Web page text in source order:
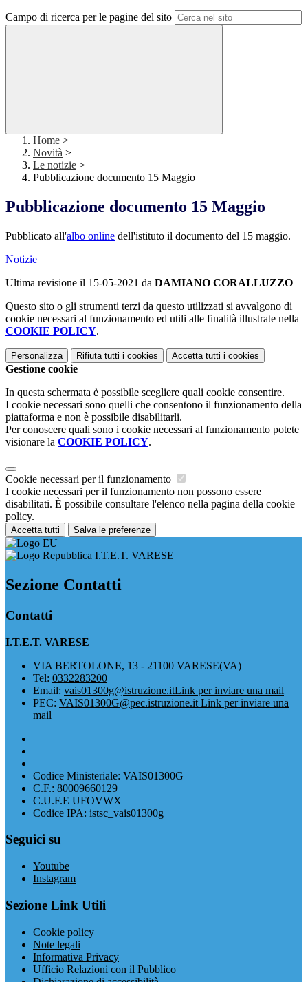
Campo di ricerca per le pagine del sito
Home >
Novità >
Le notizie >
Pubblicazione documento 15 Maggio
Pubblicazione documento 15 Maggio
Pubblicato all'albo online dell'istituto il documento del 15 maggio.
Notizie
Ultima revisione il 15-05-2021 da DAMIANO CORALLUZZO
Questo sito o gli strumenti terzi da questo utilizzati si avvalgono di
cookie necessari al funzionamento ed utili alle finalità illustrate nella
COOKIE POLICY.
Personalizza Rifiuta tutti i cookies Accetta tutti i cookies
Gestione cookie
In questa schermata è possibile scegliere quali cookie consentire.
I cookie necessari sono quelli che consentono il funzionamento della
piattaforma e non è possibile disabilitarli.
Per conoscere quali sono i cookie necessari al funzionamento potete
visionare la COOKIE POLICY.
Cookie necessari per il funzionamento
I cookie necessari per il funzionamento non possono essere
disabilitati. È possibile consultare l'elenco nella pagina della cookie
policy.
Accetta tutti Salva le preferenze
I.T.E.T. VARESE
Sezione Contatti
Contatti
I.T.E.T. VARESE
VIA BERTOLONE, 13 - 21100 VARESE(VA)
Tel: 0332283200
Email: vais01300g@istruzione.itLink per inviare una mail
PEC: VAIS01300G@pec.istruzione.it Link per inviare una
mail
Codice Ministeriale: VAIS01300G
C.F.: 80009660129
C.U.F.E UFOVWX
Codice IPA: istsc_vais01300g
Seguici su
Youtube
Instagram
Sezione Link Utili
Cookie policy
Note legali
Informativa Privacy
Ufficio Relazioni con il Pubblico